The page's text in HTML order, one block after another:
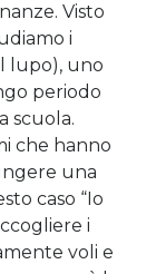
Visto
i
lupo), uno
periodo
scuola.
che hanno
una
caso “Io
i
voli e